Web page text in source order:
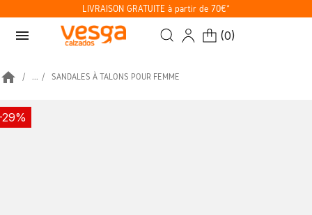
LIVRAISON GRATUITE à partir de 70€*
menu (0)
home ... SANDALES À TALONS POUR FEMME